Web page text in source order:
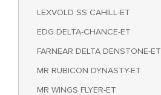
LEXVOLD SS CAHILL-ET
EDG DELTA-CHANCE-ET
FARNEAR DELTA DENSTONE-ET
MR RUBICON DYNASTY-ET
MR WINGS FLYER-ET